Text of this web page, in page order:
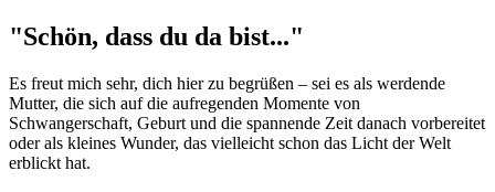
"Schön, dass du da bist..."
Es freut mich sehr, dich hier zu begrüßen – sei es als werdende
Mutter, die sich auf die aufregenden Momente von
Schwangerschaft, Geburt und die spannende Zeit danach vorbereitet
oder als kleines Wunder, das vielleicht schon das Licht der Welt
erblickt hat.